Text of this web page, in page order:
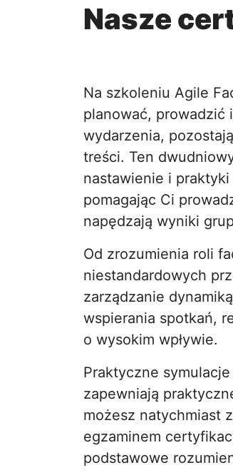
Nasze
Na szkoleniu Agile
planować, prowadzić
wydarzenia,
treści. Ten
nastawienie i
pomagając Ci
napędzają wyniki
Od zrozumienia roli
niestandardowych
zarządzanie
wspierania spotkań,
o wysokim wpływie.
Praktyczne
zapewniają
możesz natychmiast
egzaminem
podstawowe